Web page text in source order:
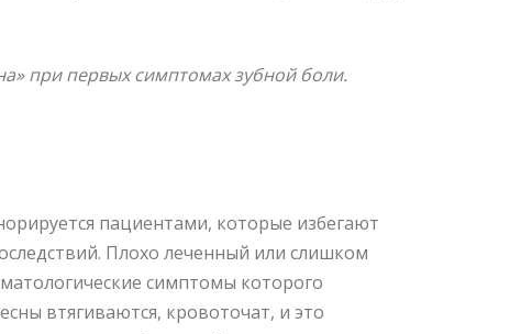
при первых симптомах зубной боли.
пациентами, которые избегают
Плохо леченный или слишком
симптомы которого
втягиваются, кровоточат, и это